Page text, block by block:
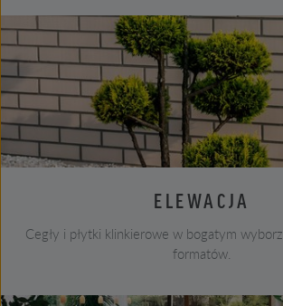
ELEWACJA
Cegły i płytki klinkierowe w bogatym
formatów.